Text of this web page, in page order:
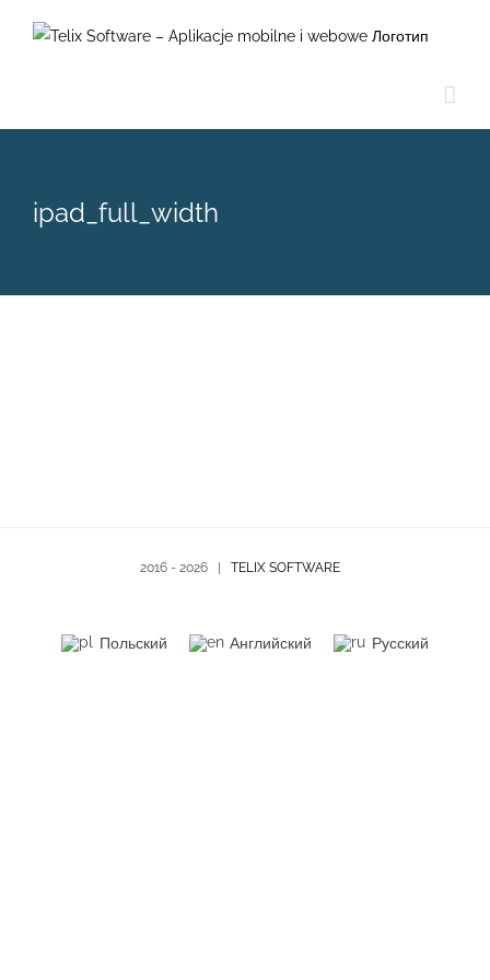
ipad_full_width
2016 - 2026 | TELIX SOFTWARE
Польский Английский Русский